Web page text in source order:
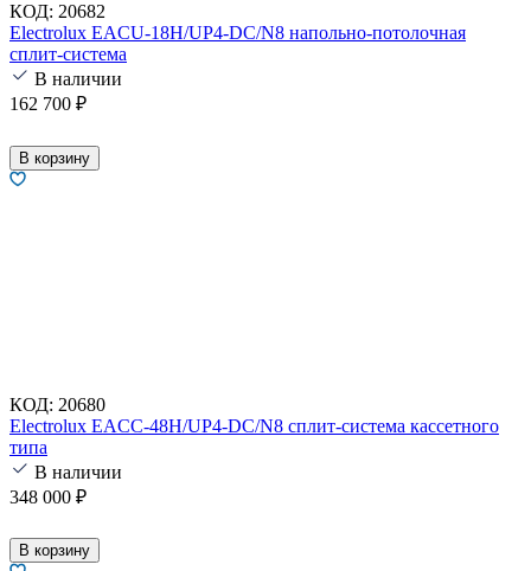
КОД: 20682
Electrolux EACU-18H/UP4-DC/N8 напольно-потолочная
сплит-система
В наличии
162 700 ₽
В корзину
КОД: 20680
Electrolux EACC-48H/UP4-DC/N8 сплит-система кассетного
типа
В наличии
348 000 ₽
В корзину